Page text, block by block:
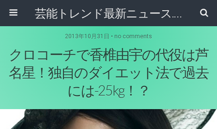
芸能トレンド最新ニュース.com
2013年10月31日 • no comments
クロコーチで香椎由宇の代役は芦
名星！独自のダイエット法で過去
には-25kg！？